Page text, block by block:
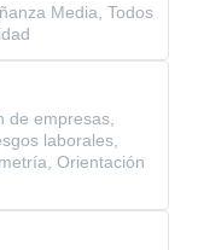
Media, Todos
de empresas,
laborales,
Orientación